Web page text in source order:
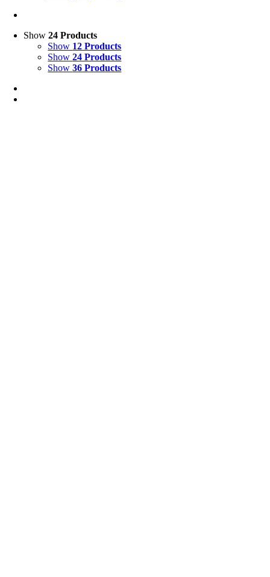
Show24 Products
Show 12 Products
Show24 Products
Show36 Products